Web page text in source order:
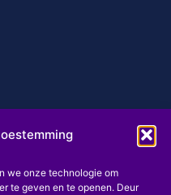
we onze technologie om
te geven en te openen. Deur